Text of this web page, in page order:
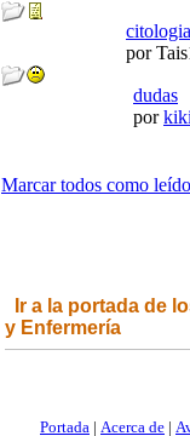
por
dudas
por
Marcar todos como
Ir a la portada de
y Enfermería
Portada | Acerca de |